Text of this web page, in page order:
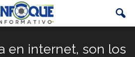
en internet, son los